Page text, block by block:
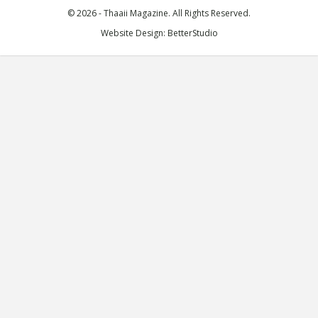
© 2026 - Thaaii Magazine. All Rights Reserved.
Website Design: BetterStudio